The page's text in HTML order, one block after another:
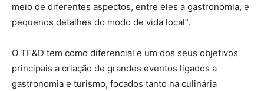
meio de diferentes aspectos, entre eles a gastronomia, e
pequenos detalhes do modo de vida local”.
O TF&D tem como diferencial e um dos seus objetivos
principais a criação de grandes eventos ligados a
gastronomia e turismo, focados tanto na culinária